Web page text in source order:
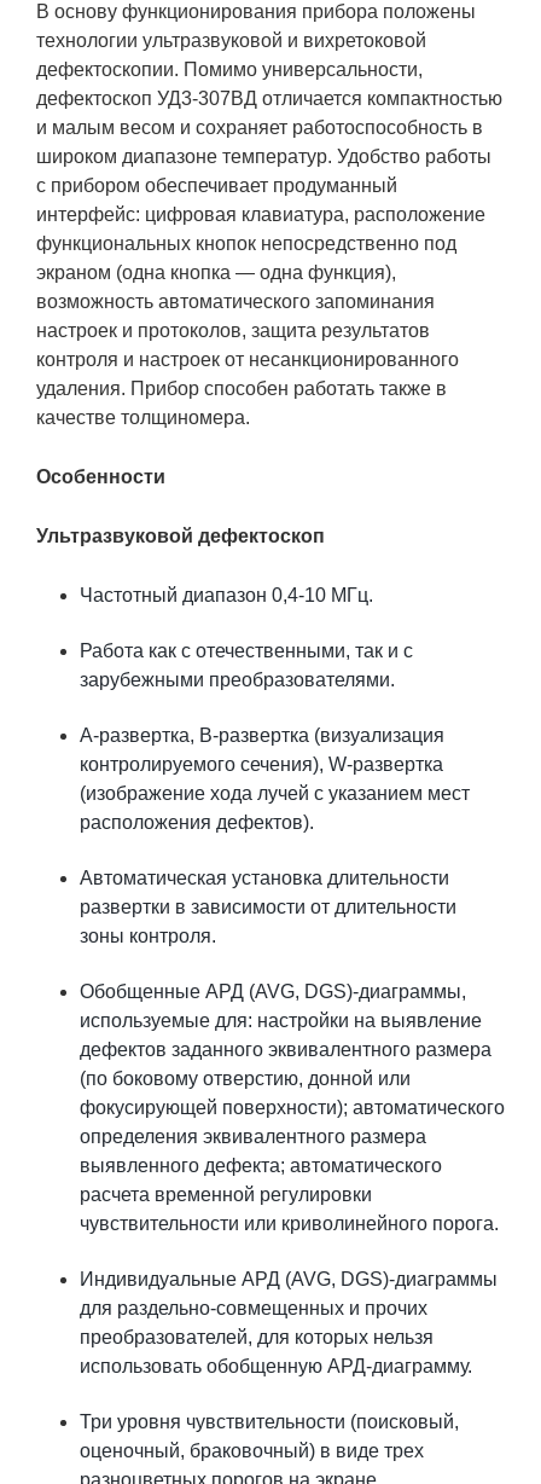
В основу функционирования прибора положены
технологии ультразвуковой и вихретоковой
дефектоскопии. Помимо универсальности,
дефектоскоп УД3-307ВД отличается компактностью
и малым весом и сохраняет работоспособность в
широком диапазоне температур. Удобство работы
с прибором обеспечивает продуманный
интерфейс: цифровая клавиатура, расположение
функциональных кнопок непосредственно под
экраном (одна кнопка — одна функция),
возможность автоматического запоминания
настроек и протоколов, защита результатов
контроля и настроек от несанкционированного
удаления. Прибор способен работать также в
качестве толщиномера.
Особенности
Ультразвуковой дефектоскоп
Частотный диапазон 0,4-10 МГц.
Работа как с отечественными, так и с
зарубежными преобразователями.
А-развертка, В-развертка (визуализация
контролируемого сечения), W-развертка
(изображение хода лучей с указанием мест
расположения дефектов).
Автоматическая установка длительности
развертки в зависимости от длительности
зоны контроля.
Обобщенные АРД (AVG, DGS)-диаграммы,
используемые для: настройки на выявление
дефектов заданного эквивалентного размера
(по боковому отверстию, донной или
фокусирующей поверхности); автоматического
определения эквивалентного размера
выявленного дефекта; автоматического
расчета временной регулировки
чувствительности или криволинейного порога.
Индивидуальные АРД (AVG, DGS)-диаграммы
для раздельно-совмещенных и прочих
преобразователей, для которых нельзя
использовать обобщенную АРД-диаграмму.
Три уровня чувствительности (поисковый,
оценочный, браковочный) в виде трех